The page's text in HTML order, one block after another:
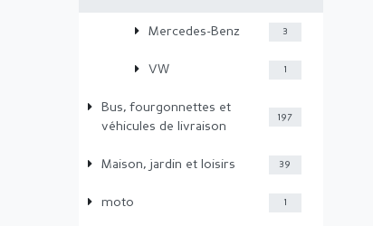
Mercedes-Benz 3
VW 1
Bus, fourgonnettes et
véhicules de livraison
197
Maison, jardin et loisirs 39
moto 1